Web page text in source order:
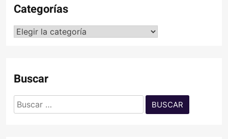
Categorías
Categorías
Buscar
Buscar: